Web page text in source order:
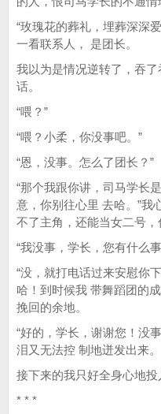
“玫瑰花的葬礼，埋葬深深
一看联系人， 是团长。
我以为是情况逆转了，吞
话。
“喂？”
“喂？小柔，你没事吧。”
“恩，没事。怎么了团长？”
“那个我跟你讲，司马学长
意，你别往心里 去哈。”我
不了主角，还能当女二号，
“我没事，学长，您有什么
“没，就打电话过来安慰你
哈！到时候我 带舞蹈团的
挽回的余地。
“好的，学长，谢谢您！没
泪又无法控 制地迸发出来。
接下来的我只好全身心地投
* * *